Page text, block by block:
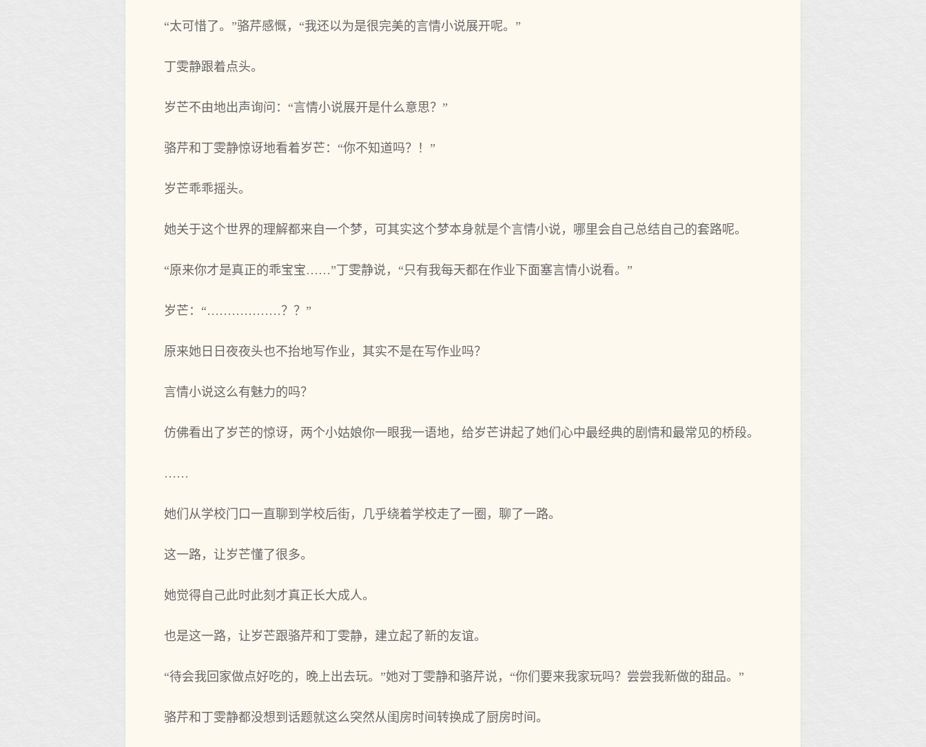
“太可惜了。”骆芹感慨，“我还以为是很完美的言情小说展开呢。”
丁雯静跟着点头。
岁芒不由地出声询问：“言情小说展开是什么意思？”
骆芹和丁雯静惊讶地看着岁芒：“你不知道吗？！”
岁芒乖乖摇头。
她关于这个世界的理解都来自一个梦，可其实这个梦本身就是个言情小说，哪里会自己总结自己的套路呢。
“原来你才是真正的乖宝宝……”丁雯静说，“只有我每天都在作业下面塞言情小说看。”
岁芒：“………………？？”
原来她日日夜夜头也不抬地写作业，其实不是在写作业吗？
言情小说这么有魅力的吗？
仿佛看出了岁芒的惊讶，两个小姑娘你一眼我一语地，给岁芒讲起了她们心中最经典的剧情和最常见的桥段。
……
她们从学校门口一直聊到学校后街，几乎绕着学校走了一圈，聊了一路。
这一路，让岁芒懂了很多。
她觉得自己此时此刻才真正长大成人。
也是这一路，让岁芒跟骆芹和丁雯静，建立起了新的友谊。
“待会我回家做点好吃的，晚上出去玩。”她对丁雯静和骆芹说，“你们要来我家玩吗？尝尝我新做的甜品。”
骆芹和丁雯静都没想到话题就这么突然从闺房时间转换成了厨房时间。